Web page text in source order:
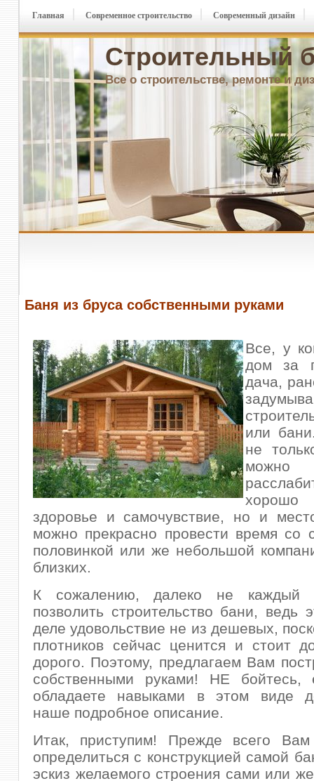
Строительный
Все о строительстве, ремонте и
Главная Современное строительство Современный дизайн
Баня из бруса собственными руками
Все, у
дом за
дача,
или
не
можно
хорошо
здоровье и самочувствие, но и
можно прекрасно провести время со
половинкой или же небольшой
близких.
К сожалению, далеко не каждый
позволить строительство бани, ведь
деле удовольствие не из дешевых,
плотников сейчас ценится и стоит
дорого. Поэтому, предлагаем Вам
собственными руками! НЕ
обладаете навыками в этом виде
наше подробное описание.
Итак, приступим! Прежде всего Вам
определиться с конструкцией самой
эскиз желаемого строения сами или